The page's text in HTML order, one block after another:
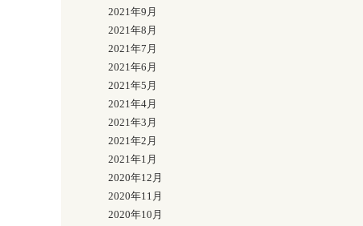
2021年9月
2021年8月
2021年7月
2021年6月
2021年5月
2021年4月
2021年3月
2021年2月
2021年1月
2020年12月
2020年11月
2020年10月